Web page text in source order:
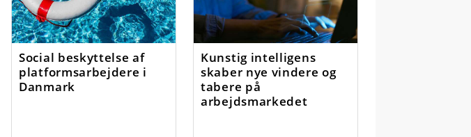
Social beskyttelse af
platformsarbejdere i
Danmark
Kunstig intelligens
skaber nye vindere og
tabere på
arbejdsmarkedet